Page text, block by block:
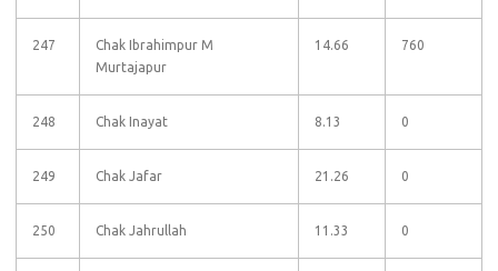
247
Chak Ibrahimpur M
Murtajapur
14.66 760
248 Chak Inayat 8.13 0
249 Chak Jafar 21.26 0
250 Chak Jahrullah 11.33 0